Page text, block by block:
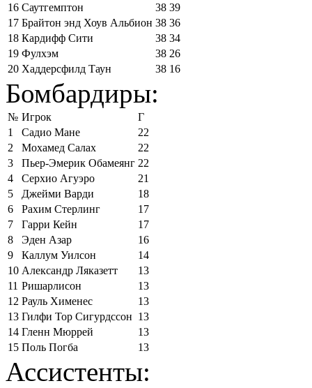
16 Саутгемптон 38 39
17 Брайтон энд Хоув Альбион 38 36
18 Кардифф Сити 38 34
19 Фулхэм 38 26
20 Хаддерсфилд Таун 38 16
Бомбардиры:
№ Игрок
Г
1
Садио Мане
22
2
Мохамед Салах
22
3
Пьер-Эмерик Обамеянг 22
4
Серхио Агуэро
21
5
Джейми Варди
18
6
Рахим Стерлинг
17
7
Гарри Кейн
17
8
Эден Азар
16
9
Каллум Уилсон
14
10 Александр Ляказетт
13
11 Ришарлисон
13
12 Рауль Хименес
13
13 Гилфи Тор Сигурдссон 13
14 Гленн Мюррей
13
15 Поль Погба 13
Ассистенты: